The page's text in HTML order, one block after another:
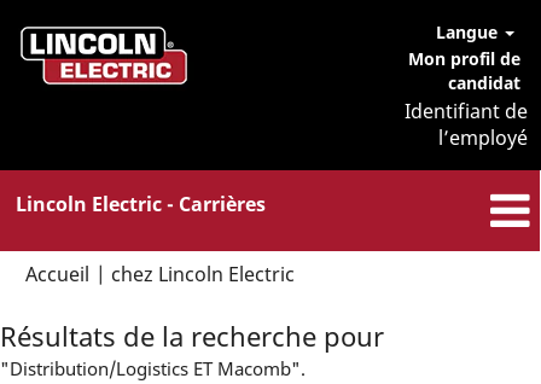
Langue
Mon profil de
candidat
Identifiant de
l’employé
Lincoln Electric - Carrières
Accueil | chez Lincoln Electric
Résultats de la recherche pour
"Distribution/Logistics ET Macomb".